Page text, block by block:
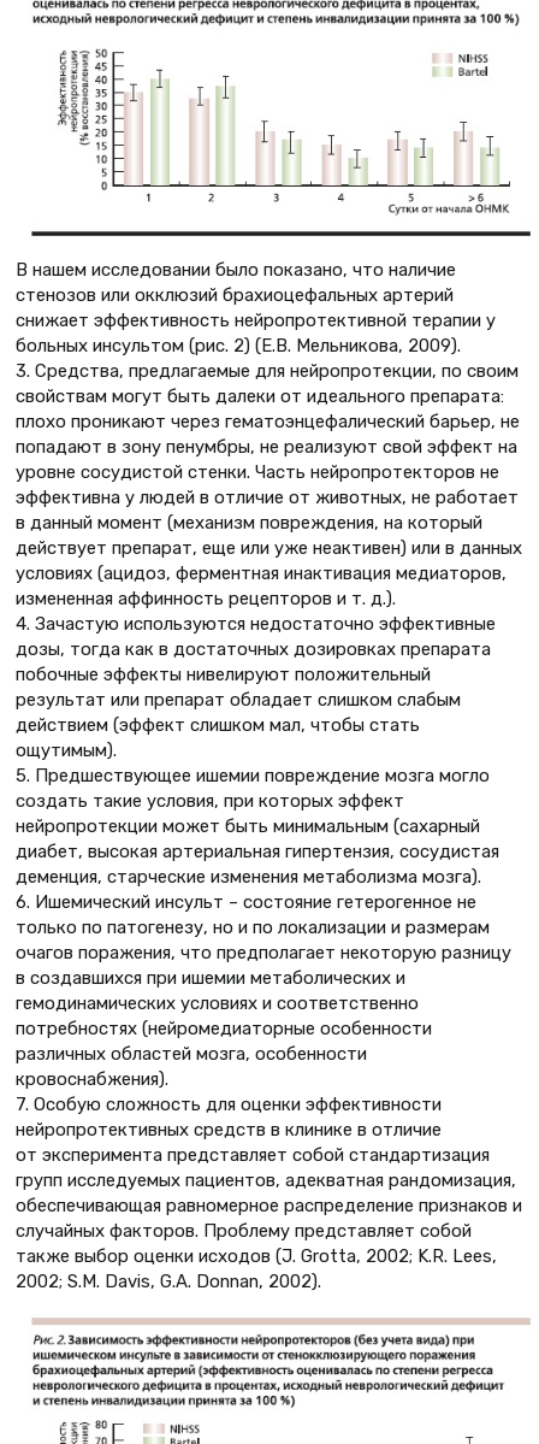
В нашем исследовании было показано, что наличие
стенозов или окклюзий брахиоцефальных артерий
снижает эффективность нейропротективной терапии у
больных инсультом (рис. 2) (Е.В. Мельникова, 2009).
3. Средства, предлагаемые для нейропротекции, по своим
свойствам могут быть далеки от идеального препарата:
плохо проникают через гематоэнцефалический барьер, не
попадают в зону пенумбры, не реализуют свой эффект на
уровне сосудистой стенки. Часть нейропротекторов не
эффективна у людей в отличие от животных, не работает
в данный момент (механизм повреждения, на который
действует препарат, еще или уже неактивен) или в данных
условиях (ацидоз, ферментная инактивация медиаторов,
измененная аффинность рецепторов и т. д.).
4. Зачастую используются недостаточно эффективные
дозы, тогда как в достаточных дозировках препарата
побочные эффекты нивелируют положительный
результат или препарат обладает слишком слабым
действием (эффект слишком мал, чтобы стать
ощутимым).
5. Предшествующее ишемии повреждение мозга могло
создать такие условия, при которых эффект
нейропротекции может быть минимальным (сахарный
диабет, высокая артериальная гипертензия, сосудистая
деменция, старческие изменения метаболизма мозга).
6. Ишемический инсульт – состояние гетерогенное не
только по патогенезу, но и по локализации и размерам
очагов поражения, что предполагает некоторую разницу
в создавшихся при ишемии метаболических и
гемодинамических условиях и соответственно
потребностях (нейромедиаторные особенности
различных областей мозга, особенности
кровоснабжения).
7. Особую сложность для оценки эффективности
нейропротективных средств в клинике в отличие
от эксперимента представляет собой стандартизация
групп исследуемых пациентов, адекватная рандомизация,
обеспечивающая равномерное распределение признаков и
случайных факторов. Проблему представляет собой
также выбор оценки исходов (J. Grotta, 2002; K.R. Lees,
2002; S.M. Davis, G.A. Donnan, 2002).